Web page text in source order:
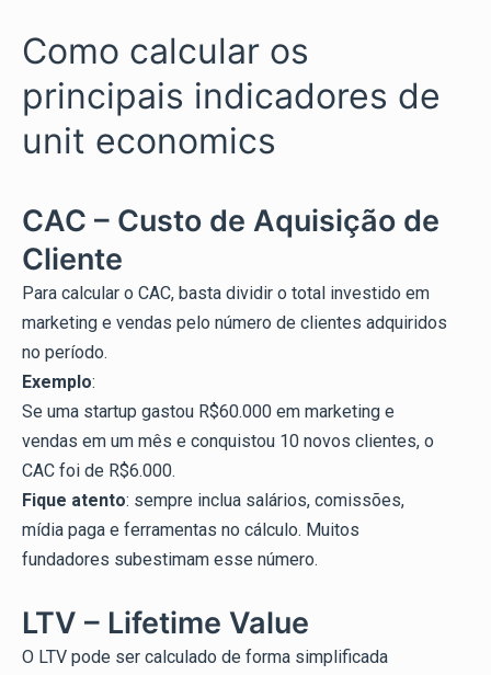
Como calcular os
principais indicadores de
unit economics
CAC – Custo de Aquisição de
Cliente
Para calcular o CAC, basta dividir o total investido em
marketing e vendas pelo número de clientes adquiridos
no período.
Exemplo:
Se uma startup gastou R$60.000 em marketing e
vendas em um mês e conquistou 10 novos clientes, o
CAC foi de R$6.000.
Fique atento: sempre inclua salários, comissões,
mídia paga e ferramentas no cálculo. Muitos
fundadores subestimam esse número.
LTV – Lifetime Value
O LTV pode ser calculado de forma simplificada